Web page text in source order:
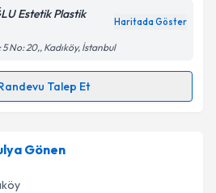
işlenmesine ilişkinAydınlatma
ve kişisel verilerimin belirtilen
kabul ediyorum.
Talebini Gönder
Estetik Plastik
Haritada Göster
No: 20,, Kadıköy, İstanbul
Talep Et
Talebi
için randevu takvimi talebi
randevu almanız için bir
e-posta ile bilgilendireceğiz.
Gönen